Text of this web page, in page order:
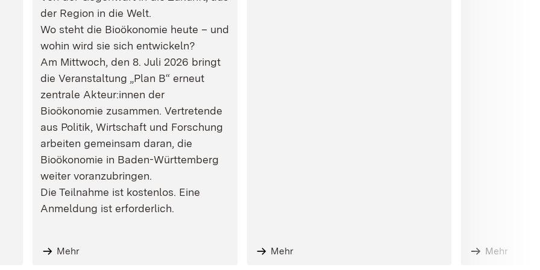
der Region in die Welt.
Wo steht die Bioökonomie heute – und
wohin wird sie sich entwickeln?
Am Mittwoch, den 8. Juli 2026 bringt
die Veranstaltung „Plan B“ erneut
zentrale Akteur:innen der
Bioökonomie zusammen. Vertretende
aus Politik, Wirtschaft und Forschung
arbeiten gemeinsam daran, die
Bioökonomie in Baden-Württemberg
weiter voranzubringen.
Die Teilnahme ist kostenlos. Eine
Anmeldung ist erforderlich.
Mehr Mehr Mehr